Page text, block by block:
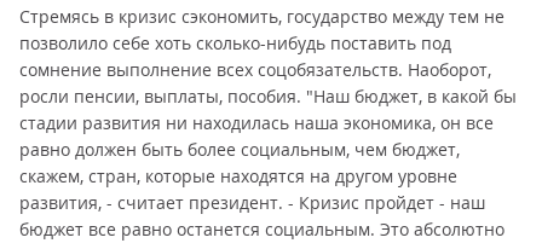
Стремясь в кризис сэкономить, государство между тем не
позволило себе хоть сколько-нибудь поставить под
сомнение выполнение всех соцобязательств. Наоборот,
росли пенсии, выплаты, пособия. "Наш бюджет, в какой бы
стадии развития ни находилась наша экономика, он все
равно должен быть более социальным, чем бюджет,
скажем, стран, которые находятся на другом уровне
развития, - считает президент. - Кризис пройдет - наш
бюджет все равно останется социальным. Это абсолютно